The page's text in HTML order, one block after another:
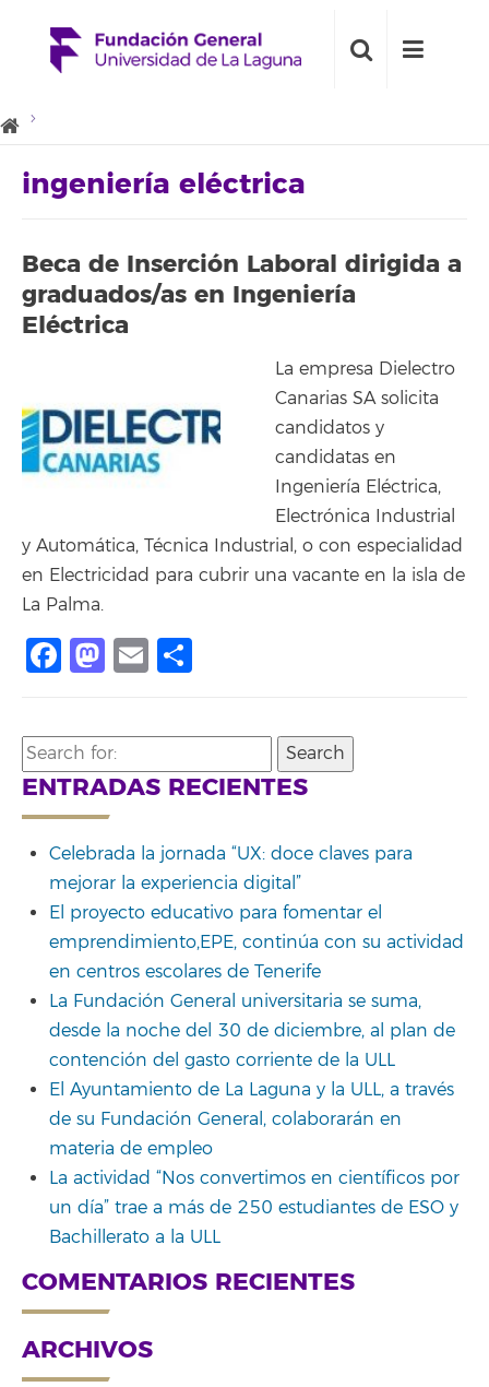
ingeniería eléctrica
Beca de Inserción Laboral dirigida a
graduados/as en Ingeniería
Eléctrica
La empresa Dielectro
Canarias SA solicita
candidatos y
candidatas en
Ingeniería Eléctrica,
Electrónica Industrial
y Automática, Técnica Industrial, o con especialidad
en Electricidad para cubrir una vacante en la isla de
La Palma.
Facebook
Mastodon
Email
Search
for:
ENTRADAS RECIENTES
Celebrada la jornada “UX: doce claves para
mejorar la experiencia digital”
El proyecto educativo para fomentar el
emprendimiento,EPE, continúa con su actividad
en centros escolares de Tenerife
La Fundación General universitaria se suma,
desde la noche del 30 de diciembre, al plan de
contención del gasto corriente de la ULL
El Ayuntamiento de La Laguna y la ULL, a través
de su Fundación General, colaborarán en
materia de empleo
La actividad “Nos convertimos en científicos por
un día” trae a más de 250 estudiantes de ESO y
Bachillerato a la ULL
COMENTARIOS RECIENTES
ARCHIVOS